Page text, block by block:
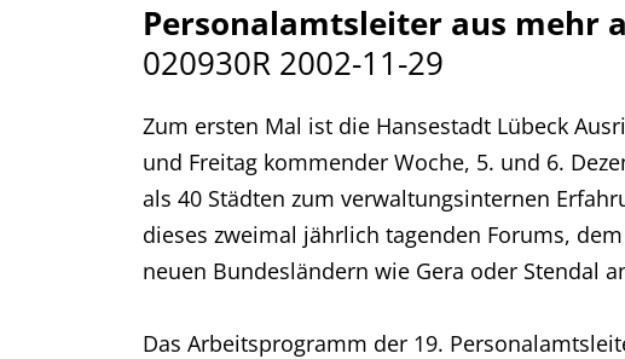
Personalamtsleiter aus mehr
020930R 2002-11-29
Zum ersten Mal ist die Hansestadt Lübeck
und Freitag kommender Woche, 5. und 6.
als 40 Städten zum verwaltungsinternen
dieses zweimal jährlich tagenden Forums,
neuen Bundesländern wie Gera oder Stendal
Das Arbeitsprogramm der 19.